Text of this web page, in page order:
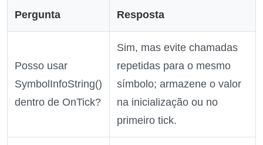
Pergunta Resposta
Posso usar
SymbolInfoString()
dentro de OnTick?
Sim, mas evite chamadas
repetidas para o mesmo
símbolo; armazene o valor
na inicialização ou no
primeiro tick.